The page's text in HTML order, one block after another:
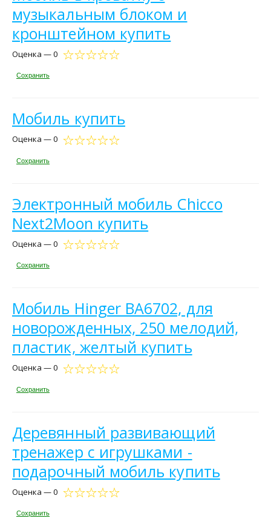
музыкальным блоком и
кронштейном купить
Оценка — 0
Сохранить
Мобиль купить
Оценка — 0
Сохранить
Электронный мобиль Chicco
Next2Moon купить
Оценка — 0
Сохранить
Мобиль Hinger BA6702, для
новорожденных, 250 мелодий,
пластик, желтый купить
Оценка — 0
Сохранить
Деревянный развивающий
тренажер с игрушками -
подарочный мобиль купить
Оценка — 0
Сохранить